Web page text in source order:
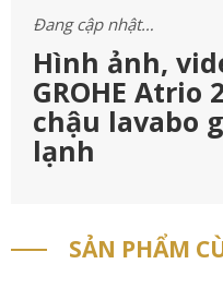
Đang cập nhật…
Hình ảnh,
GROHE Atrio
chậu lavabo
lạnh
SẢN PHẨM